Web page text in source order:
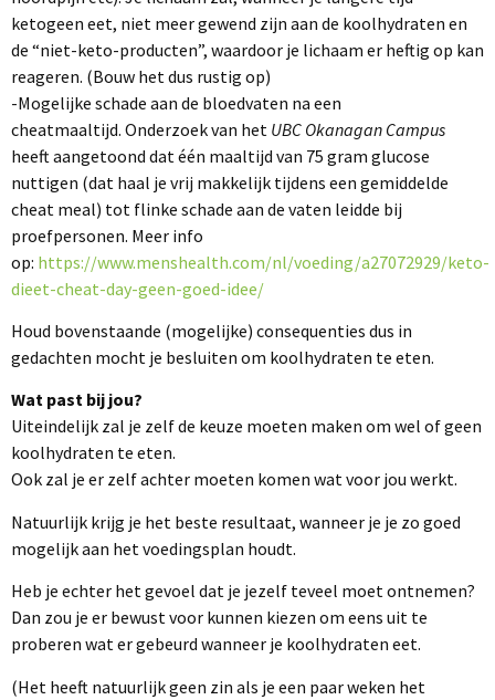
ketogeen eet, niet meer gewend zijn aan de koolhydraten en
de “niet-keto-producten”, waardoor je lichaam er heftig op kan
reageren. (Bouw het dus rustig op)
-Mogelijke schade aan de bloedvaten na een
cheatmaaltijd. Onderzoek van het UBC Okanagan Campus
heeft aangetoond dat één maaltijd van 75 gram glucose
nuttigen (dat haal je vrij makkelijk tijdens een gemiddelde
cheat meal) tot flinke schade aan de vaten leidde bij
proefpersonen. Meer info
op: https://www.menshealth.com/nl/voeding/a27072929/keto-
dieet-cheat-day-geen-goed-idee/
Houd bovenstaande (mogelijke) consequenties dus in
gedachten mocht je besluiten om koolhydraten te eten.
Wat past bij jou?
Uiteindelijk zal je zelf de keuze moeten maken om wel of geen
koolhydraten te eten.
Ook zal je er zelf achter moeten komen wat voor jou werkt.
Natuurlijk krijg je het beste resultaat, wanneer je je zo goed
mogelijk aan het voedingsplan houdt.
Heb je echter het gevoel dat je jezelf teveel moet ontnemen?
Dan zou je er bewust voor kunnen kiezen om eens uit te
proberen wat er gebeurd wanneer je koolhydraten eet.
(Het heeft natuurlijk geen zin als je een paar weken het